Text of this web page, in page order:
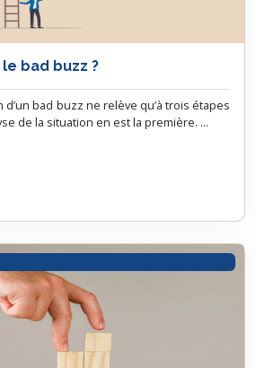
bad buzz ?
bad buzz ne relève qu’à trois étapes
de la situation en est la première. ...